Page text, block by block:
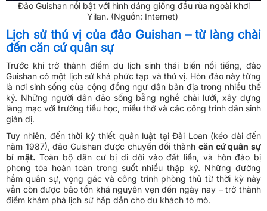
Đảo Guishan nổi bật với hình dáng giống đầu rùa ngoài khơi
Yilan. (Nguồn: Internet)
Lịch sử thú vị của đảo Guishan – từ làng chài
đến căn cứ quân sự
Trước khi trở thành điểm du lịch sinh thái biển nổi tiếng, đảo
Guishan có một lịch sử khá phức tạp và thú vị. Hòn đảo này từng
là nơi sinh sống của cộng đồng ngư dân bản địa trong nhiều thế
kỷ. Những người dân đảo sống bằng nghề chài lưới, xây dựng
làng mạc với trường tiểu học, miếu thờ và các công trình dân sinh
giản dị.
Tuy nhiên, đến thời kỳ thiết quân luật tại Đài Loan (kéo dài đến
năm 1987), đảo Guishan được chuyển đổi thành căn cứ quân sự
bí mật. Toàn bộ dân cư bị di dời vào đất liền, và hòn đảo bị
phong tỏa hoàn toàn trong suốt nhiều thập kỷ. Những đường
hầm quân sự, vọng gác và công trình phòng thủ từ thời kỳ này
vẫn còn được bảo tồn khá nguyên vẹn đến ngày nay – trở thành
điểm khám phá lịch sử hấp dẫn cho du khách tò mò.